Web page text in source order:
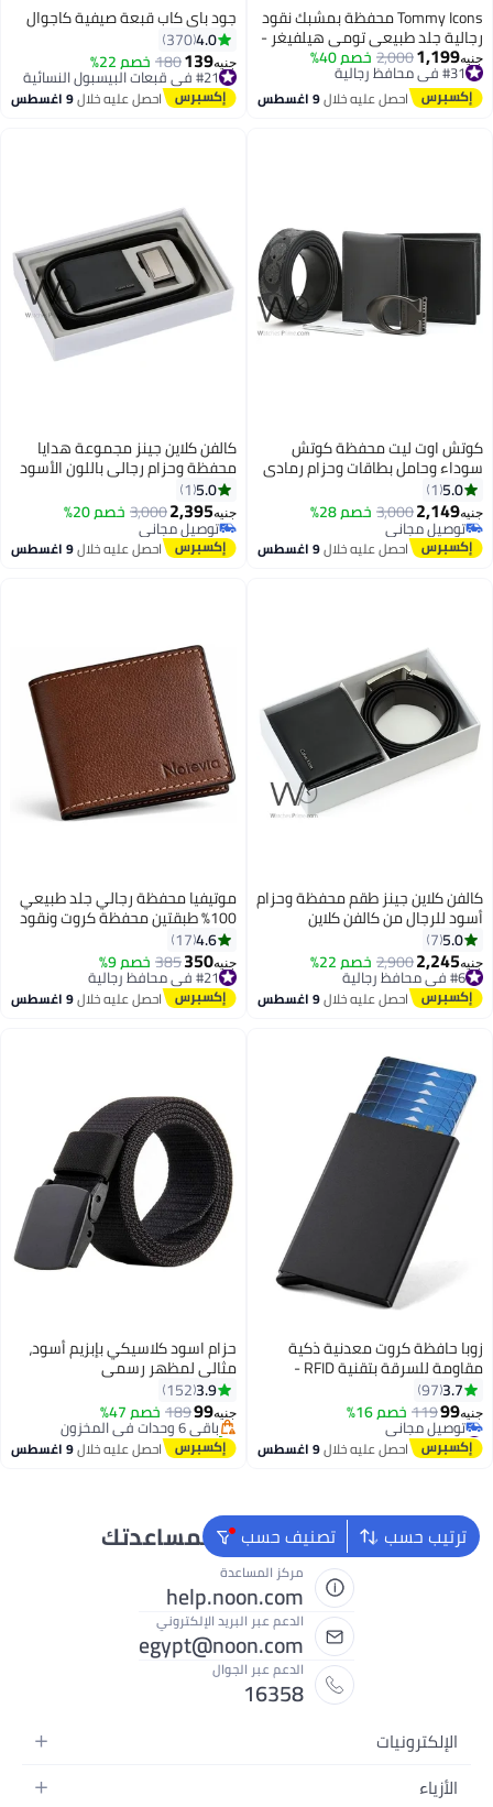
Tommy Icons محفظة بمشبك نقود
رجالية جلد طبيعي تومي هيلفيغر -
أسود - مُنقّش
جنيه1,199
2,000خصم 40% #31 في محافظ رجالية
توصيل مجاني
#31 في محافظ رجالية احصل عليه خلال9 اغسطس 20
جود باي كاب قبعة صيفية كاجوال
4.0
370
جنيه139
180 خصم 22% #21 في قبعات البيسبول النسائية
توصيل مجاني
#21 في قبعات البيسبول النسائية احصل عليه خلال9 اغسطس
كوتش اوت ليت محفظة كوتش
سوداء وحامل بطاقات وحزام رمادي
للرجال بإبزيم أسود
5.0
1
جنيه2,149
3,000خصم 28%
توصيل مجاني
توصيل مجانياحصل عليه خلال9 اغسطس
كالفن كلاين جينز مجموعة هدايا
محفظة وحزام رجالي باللون الأسود
من كالفن كلاين Ck
5.0
1
جنيه2,395
3,000خصم 20%
توصيل مجاني
توصيل مجانياحصل عليه خلال9 اغسطس
كالفن كلاين جينز طقم محفظة وحزام
أسود للرجال من كالفن كلاين
5.0
7
جنيه2,245
2,900خصم 22% #6 في محافظ رجالية
توصيل مجاني
#6 في محافظ رجالية احصل عليه خلال9 اغسطس
4
موتيفيا محفظة رجالي جلد طبيعي
100% طبقتين محفظة كروت ونقود
محفظه للرجال من الجلد الطبيعي
مع 5 جيوب داخلية محفظة صغيرة
من Motevia
4.6
17
جنيه350
385 خصم 9% #21 في محافظ رجالية
توصيل مجاني
#21 في محافظ رجالية احصل عليه خلال9 اغسطس
2
زوبا حافظة كروت معدنية ذكية
مقاومة للسرقة بتقنية RFID -
تصميم نحيف للرجال والنساء
3.7
97
جنيه99
119 خصم 16%
#10 في محافظ رجالية
أقل سعر في 30 يوم
توصيل مجاني
احصل عليه خلال9 اغسطس
10
حزام اسود كلاسيكي بإبزيم أسود،
مثالي لمظهر رسمي
3.9
152
جنيه99
189 خصم 47%
#1 في أحزمة رجالية
توصيل مجاني
باقي 6 وحدات في المخزون
تم بيع +60 مؤخرًا
#1 في أحزمة رجالية احصل عليه خلال9 اغسطس
ترتيب حسب تصنيف حسب
نحن دائماً جاهزون لمساعدتك
مركز المساعدة
help.noon.com
الدعم عبر البريد الإلكتروني
egypt@noon.com
الدعم عبر الجوال
16358
الإلكترونيات
الهواتف المتحركة
الأزياء